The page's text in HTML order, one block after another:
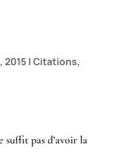
2015| Citations,
suffit pas d’avoir la